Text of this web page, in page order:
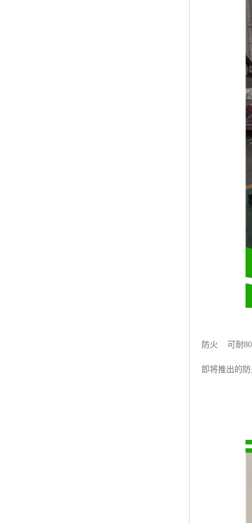
防火 可耐
即将推出的